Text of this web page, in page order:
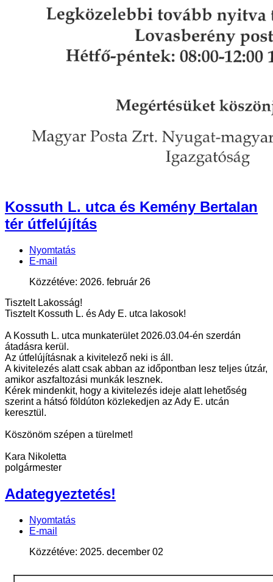
Kossuth L. utca és Kemény Bertalan
tér útfelújítás
Nyomtatás
E-mail
Közzétéve: 2026. február 26
Tisztelt Lakosság!
Tisztelt Kossuth L. és Ady E. utca lakosok!
A Kossuth L. utca munkaterület 2026.03.04-én szerdán
átadásra kerül.
Az útfelújításnak a kivitelező neki is áll.
A kivitelezés alatt csak abban az időpontban lesz teljes útzár,
amikor aszfaltozási munkák lesznek.
Kérek mindenkit, hogy a kivitelezés ideje alatt lehetőség
szerint a hátsó földúton közlekedjen az Ady E. utcán
keresztül.
Köszönöm szépen a türelmet!
Kara Nikoletta
polgármester
Adategyeztetés!
Nyomtatás
E-mail
Közzétéve: 2025. december 02